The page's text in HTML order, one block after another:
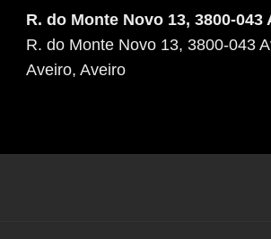
R. do Monte Novo 13, 3800-043
R. do Monte Novo 13, 3800-043
Aveiro, Aveiro